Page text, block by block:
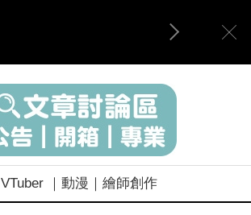
VTuber ｜動漫｜繪師創作